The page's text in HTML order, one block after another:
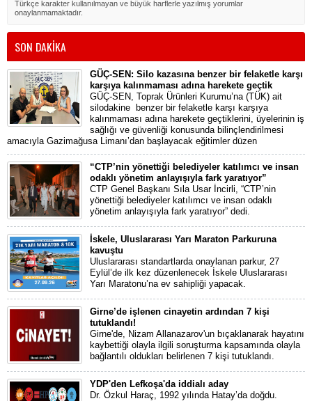
Türkçe karakter kullanılmayan ve büyük harflerle yazılmış yorumlar
onaylanmamaktadır.
SON DAKİKA
GÜÇ-SEN: Silo kazasına benzer bir felaketle karşı
karşıya kalınmaması adına harekete geçtik
GÜÇ-SEN, Toprak Ürünleri Kurumu’na (TÜK) ait
silodakine benzer bir felaketle karşı karşıya
kalınmaması adına harekete geçtiklerini, üyelerinin iş
sağlığı ve güvenliği konusunda bilinçlendirilmesi
amacıyla Gazimağusa Limanı’dan başlayacak eğitimler düzen
“CTP’nin yönettiği belediyeler katılımcı ve insan
odaklı yönetim anlayışıyla fark yaratıyor”
CTP Genel Başkanı Sıla Usar İncirli, “CTP’nin
yönettiği belediyeler katılımcı ve insan odaklı
yönetim anlayışıyla fark yaratıyor” dedi.
İskele, Uluslararası Yarı Maraton Parkuruna
kavuştu
Uluslararası standartlarda onaylanan parkur, 27
Eylül’de ilk kez düzenlenecek İskele Uluslararası
Yarı Maratonu’na ev sahipliği yapacak.
Girne’de işlenen cinayetin ardından 7 kişi
tutuklandı!
Girne'de, Nizam Allanazarov'un bıçaklanarak hayatını
kaybettiği olayla ilgili soruşturma kapsamında olayla
bağlantılı oldukları belirlenen 7 kişi tutuklandı.
YDP'den Lefkoşa'da iddialı aday
Dr. Özkul Haraç, 1992 yılında Hatay’da doğdu.